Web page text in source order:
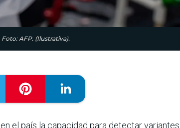
AFP. (Ilustrativa).
el país la capacidad para detectar